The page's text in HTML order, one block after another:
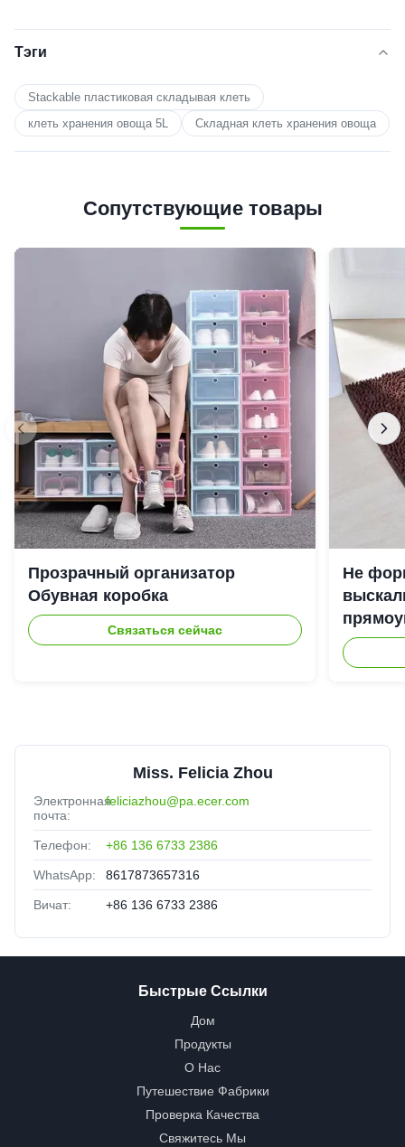
Тэги
Stackable пластиковая складывая клеть
клеть хранения овоща 5L
Складная клеть хранения овоща
Сопутствующие товары
Прозрачный организатор
Обувная коробка
Связаться сейчас
Не
Miss. Felicia Zhou
Электронная
почта:
feliciazhou@pa.ecer.com
Телефон: +86 136 6733 2386
WhatsApp: 8617873657316
Вичат: +86 136 6733 2386
Быстрые Ссылки
Дом
Продукты
О Нас
Путешествие Фабрики
Проверка Качества
Свяжитесь Мы